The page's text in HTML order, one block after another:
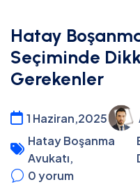
Hatay
Seçiminde
Gerekenler
1 Haziran,2025
Hatay Boşanma
Avukatı,
0yorum